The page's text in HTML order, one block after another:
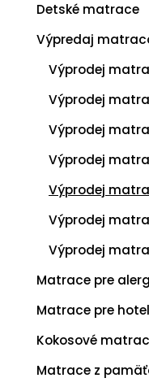
Detské matrace
Výpredaj
Výprodej
Výprodej
Výprodej
Výprodej
Výprodej
Výprodej
Výprodej
Matrace pre
Matrace pre
Kokosové
Matrace z